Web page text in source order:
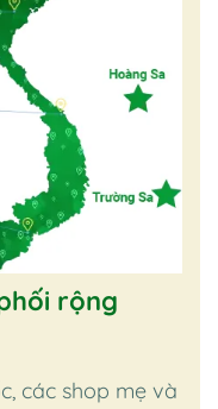
rộng
các shop mẹ và